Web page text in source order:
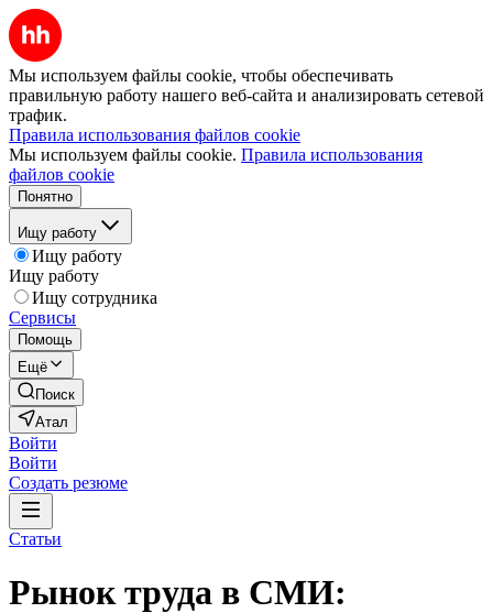
Мы используем файлы cookie, чтобы обеспечивать
правильную работу нашего веб-сайта и анализировать сетевой
трафик.
Правила использования файлов cookie
Мы используем файлы cookie. Правила использования
файлов cookie
Понятно
Ищу работу
Ищу работу
Ищу работу
Ищу сотрудника
Сервисы
Помощь
Ещё
Поиск
Атал
Войти
Войти
Создать резюме
Статьи
Рынок труда в СМИ: